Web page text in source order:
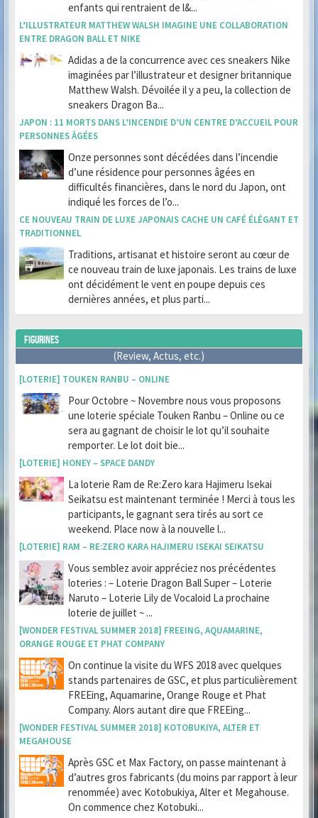
enfants qui rentraient de l&...
L’ILLUSTRATEUR MATTHEW WALSH IMAGINE UNE COLLABORATION
ENTRE DRAGON BALL ET NIKE
Adidas a de la concurrence avec ces sneakers Nike
imaginées par l’illustrateur et designer britannique
Matthew Walsh. Dévoilée il y a peu, la collection de
sneakers Dragon Ba...
JAPON : 11 MORTS DANS L’INCENDIE D’UN CENTRE D’ACCUEIL POUR
PERSONNES ÂGÉES
Onze personnes sont décédées dans l’incendie
d’une résidence pour personnes âgées en
difficultés financières, dans le nord du Japon, ont
indiqué les forces de l’o...
CE NOUVEAU TRAIN DE LUXE JAPONAIS CACHE UN CAFÉ ÉLÉGANT ET
TRADITIONNEL
Traditions, artisanat et histoire seront au cœur de
ce nouveau train de luxe japonais. Les trains de luxe
ont décidément le vent en poupe depuis ces
dernières années, et plus parti...
FIGURINES
(Review, Actus, etc.)
[LOTERIE] TOUKEN RANBU – ONLINE
Pour Octobre ~ Novembre nous vous proposons
une loterie spéciale Touken Ranbu – Online ou ce
sera au gagnant de choisir le lot qu’il souhaite
remporter. Le lot doit bie...
[LOTERIE] HONEY – SPACE DANDY
La loterie Ram de Re:Zero kara Hajimeru Isekai
Seikatsu est maintenant terminée ! Merci à tous les
participants, le gagnant sera tirés au sort ce
weekend. Place now à la nouvelle l...
[LOTERIE] RAM – RE:ZERO KARA HAJIMERU ISEKAI SEIKATSU
Vous semblez avoir appréciez nos précédentes
loteries : – Loterie Dragon Ball Super – Loterie
Naruto – Loterie Lily de Vocaloid La prochaine
loterie de juillet ~ ...
[WONDER FESTIVAL SUMMER 2018] FREEING, AQUAMARINE,
ORANGE ROUGE ET PHAT COMPANY
On continue la visite du WFS 2018 avec quelques
stands partenaires de GSC, et plus particulièrement
FREEing, Aquamarine, Orange Rouge et Phat
Company. Alors autant dire que FREEing...
[WONDER FESTIVAL SUMMER 2018] KOTOBUKIYA, ALTER ET
MEGAHOUSE
Après GSC et Max Factory, on passe maintenant à
d’autres gros fabricants (du moins par rapport à leur
renommée) avec Kotobukiya, Alter et Megahouse.
On commence chez Kotobuki...